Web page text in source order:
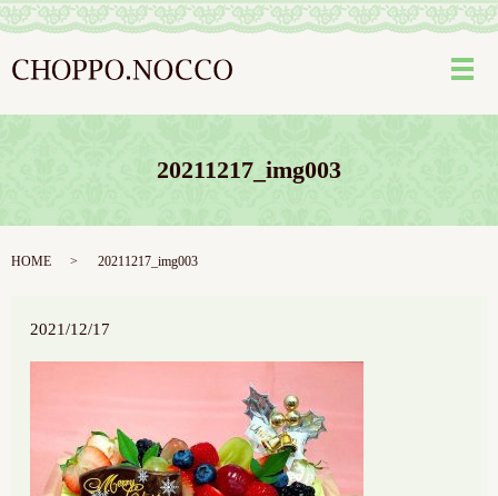
メ
20211217_img003
HOME 20211217_img003
2021/12/17